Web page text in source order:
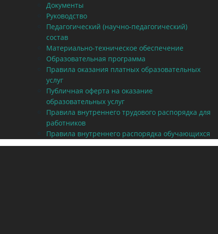
Документы
Руководство
Педагогический (научно-педагогический)
состав
Материально-техническое обеспечение
Образовательная программа
Правила оказания платных образовательных
услуг
Публичная оферта на оказание
образовательных услуг
Правила внутреннего трудового распорядка для
работников
Правила внутреннего распорядка обучающихся